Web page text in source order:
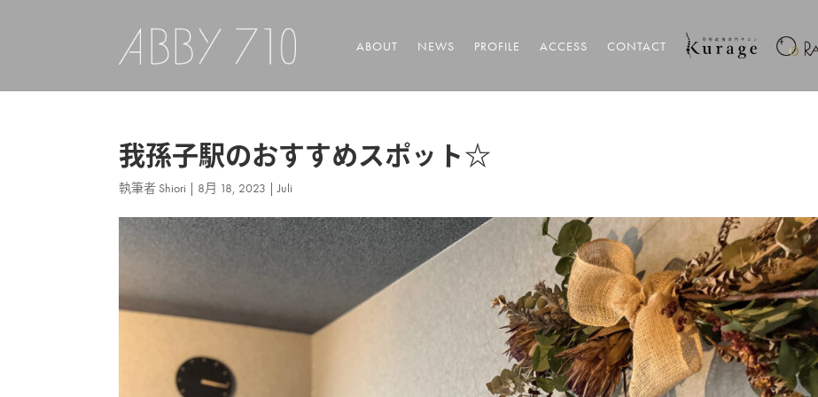
ABOUT NEWS PROFILE ACCESS CONTACT
我孫子駅のおすすめスポット☆
執筆者 Shiori 8月 18, 2023 |Juli